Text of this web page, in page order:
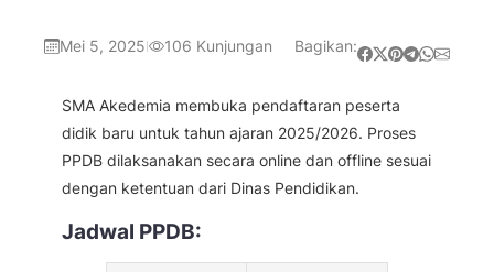
Mei 5, 2025 106 Kunjungan Bagikan: Share on Facebook Share on X Share on Pinterest Share on TelegramShare on WhatsApp Share on Email
SMA Akedemia membuka pendaftaran peserta
didik baru untuk tahun ajaran 2025/2026. Proses
PPDB dilaksanakan secara online dan offline sesuai
dengan ketentuan dari Dinas Pendidikan.
Jadwal PPDB: